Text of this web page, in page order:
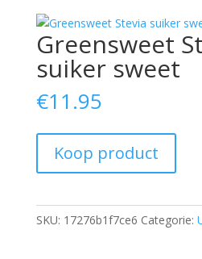
Greensweet
suiker sweet
€11.95
Koop product
SKU: 17276b1f7ce6 Categorie: